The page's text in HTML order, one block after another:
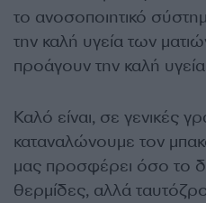
το ανοσοποιητικό
την καλή υγεία των
προάγουν την καλή
Καλό είναι, σε γενικές
καταναλώνουμε τον
μας προσφέρει όσο το
θερμίδες, αλλά